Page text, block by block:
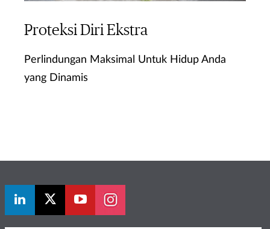
Proteksi Diri Ekstra
Perlindungan Maksimal Untuk Hidup Anda
yang Dinamis